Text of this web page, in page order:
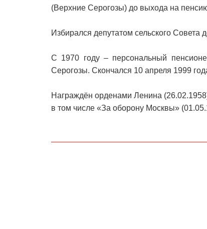
(Верхние Серогозы) до выхода на
Избирался депутатом сельского Совета
С 1970 году – персональный
Серогозы. Скончался 10 апреля 1999
Награждён орденами Ленина
в том числе «За оборону Москвы»